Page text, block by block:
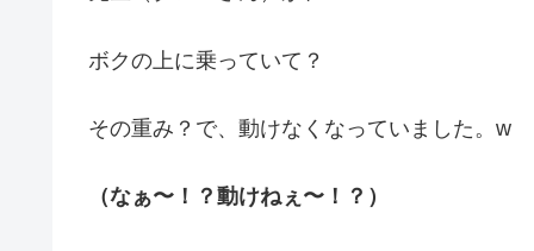
ボクの上に乗っていて？
その重み？で、動けなくなっていました。w
（なぁ〜！？動けねぇ〜！？）